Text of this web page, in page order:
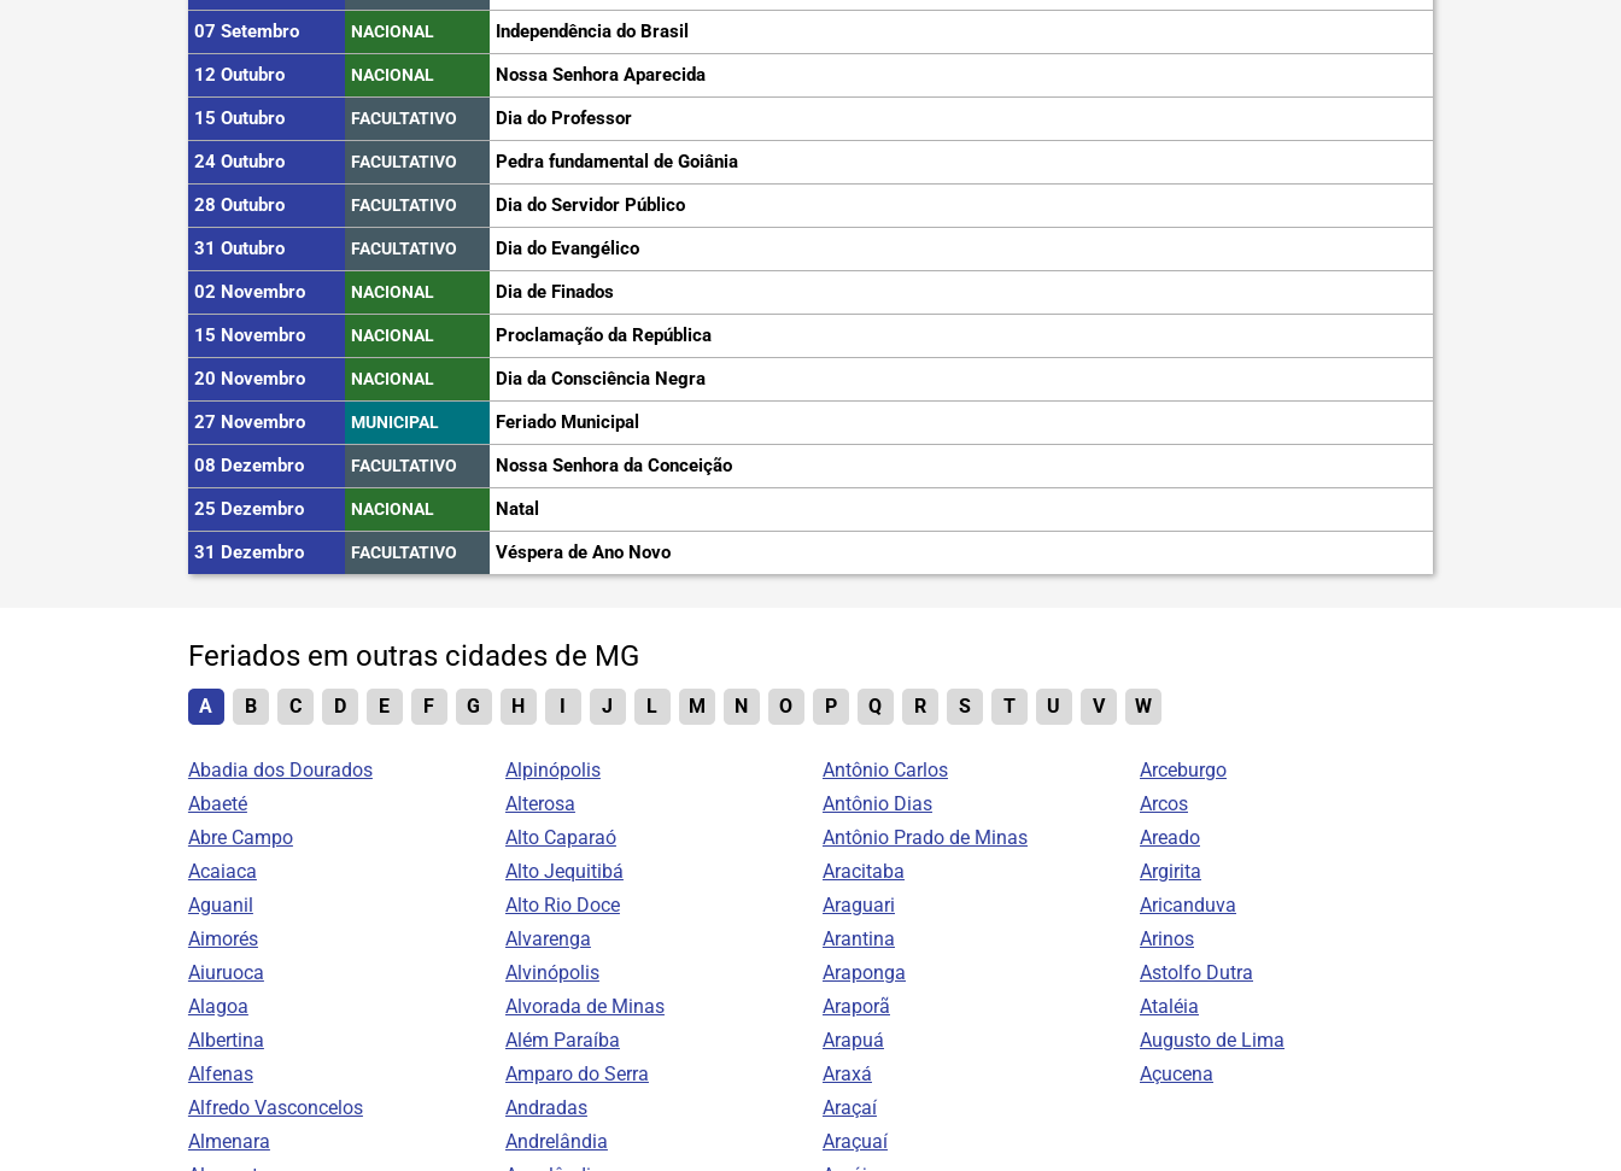
07 Setembro
NACIONAL
Independência do Brasil
12 Outubro
NACIONAL
Nossa Senhora Aparecida
15 Outubro
FACULTATIVO
Dia do Professor
24 Outubro
FACULTATIVO
Pedra fundamental de Goiânia
28 Outubro
FACULTATIVO
Dia do Servidor Público
31 Outubro
FACULTATIVO
Dia do Evangélico
02 Novembro
NACIONAL
Dia de Finados
15 Novembro
NACIONAL
Proclamação da República
20 Novembro
NACIONAL
Dia da Consciência Negra
27 Novembro
MUNICIPAL
Feriado Municipal
08 Dezembro
FACULTATIVO
Nossa Senhora da Conceição
25 Dezembro
NACIONAL
Natal
31 Dezembro
FACULTATIVO Véspera de Ano Novo
Feriados em outras cidades de MG
A B C D E F G H I J L M N O P Q R S T U V W
Abadia dos Dourados
Abaeté
Abre Campo
Acaiaca
Aguanil
Aimorés
Aiuruoca
Alagoa
Albertina
Alfenas
Alfredo Vasconcelos
Almenara
Alpinópolis
Alterosa
Alto Caparaó
Alto Jequitibá
Alto Rio Doce
Alvarenga
Alvinópolis
Alvorada de Minas
Além Paraíba
Amparo do Serra
Andradas
Andrelândia
Antônio Carlos
Antônio Dias
Antônio Prado de Minas
Aracitaba
Araguari
Arantina
Araponga
Araporã
Arapuá
Araxá
Araçaí
Araçuaí
Arceburgo
Arcos
Areado
Argirita
Aricanduva
Arinos
Astolfo Dutra
Ataléia
Augusto de Lima
Açucena